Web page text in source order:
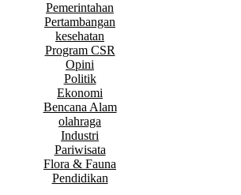
Pemerintahan
Pertambangan
kesehatan
Program CSR
Opini
Politik
Ekonomi
Bencana Alam
olahraga
Industri
Pariwisata
Flora & Fauna
Pendidikan